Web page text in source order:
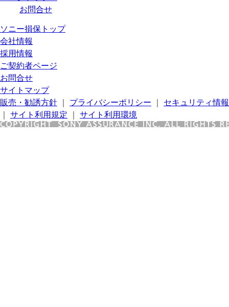
お問合せ
ソニー損保トップ
会社情報
採用情報
ご契約者ページ
お問合せ
サイトマップ
販売・勧誘方針
プライバシーポリシー
セキュリティ情報
サイト利用規定 サイト利用環境